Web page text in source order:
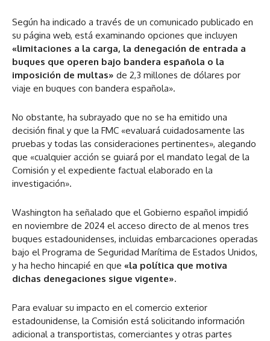
Según ha indicado a través de un comunicado publicado en
su página web, está examinando opciones que incluyen
«limitaciones a la carga, la denegación de entrada a
buques que operen bajo bandera española o la
imposición de multas» de 2,3 millones de dólares por
viaje en buques con bandera española».
No obstante, ha subrayado que no se ha emitido una
decisión final y que la FMC «evaluará cuidadosamente las
pruebas y todas las consideraciones pertinentes», alegando
que «cualquier acción se guiará por el mandato legal de la
Comisión y el expediente factual elaborado en la
investigación».
Washington ha señalado que el Gobierno español impidió
en noviembre de 2024 el acceso directo de al menos tres
buques estadounidenses, incluidas embarcaciones operadas
bajo el Programa de Seguridad Marítima de Estados Unidos,
y ha hecho hincapié en que «la política que motiva
dichas denegaciones sigue vigente».
Para evaluar su impacto en el comercio exterior
estadounidense, la Comisión está solicitando información
adicional a transportistas, comerciantes y otras partes